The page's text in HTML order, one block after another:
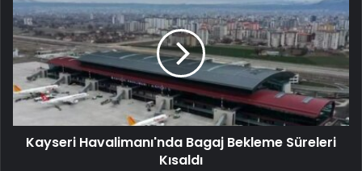
Kayseri Havalimanı'nda Bagaj Bekleme Süreleri
Kısaldı